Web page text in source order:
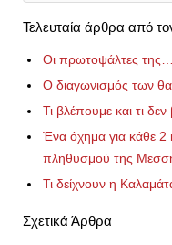
Τελευταία άρθρα από
Οι πρωτοψάλτες της…
Ο διαγωνισμός των
Τι βλέπουμε και τι
Ένα όχημα για κάθε 2
πληθυσμού της
Τι δείχνουν η
Σχετικά Άρθρα